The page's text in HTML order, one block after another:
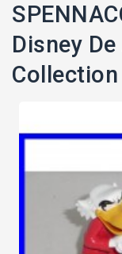
Disney
Collection